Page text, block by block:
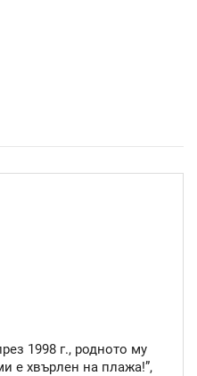
1998 г., родното му
е хвърлен на плажа!”,